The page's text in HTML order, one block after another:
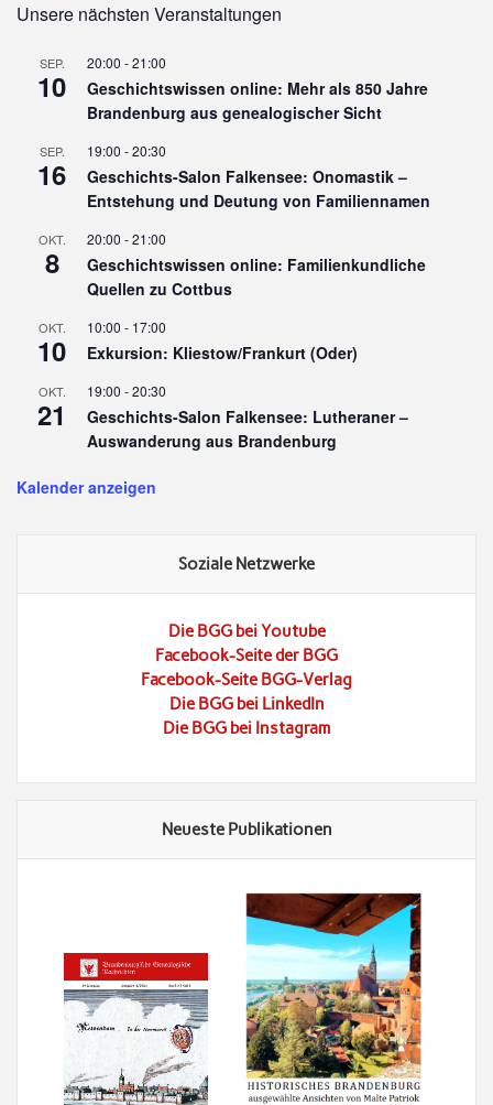
Unsere nächsten Veranstaltungen
SEP.
10
20:00 -21:00
Geschichtswissen online: Mehr als 850 Jahre
Brandenburg aus genealogischer Sicht
SEP.
16
19:00 -20:30
Geschichts-Salon Falkensee: Onomastik –
Entstehung und Deutung von Familiennamen
OKT.
8
20:00 -21:00
Geschichtswissen online: Familienkundliche
Quellen zu Cottbus
OKT.
10
10:00 - 17:00
Exkursion: Kliestow/Frankurt (Oder)
OKT.
21
19:00 -20:30
Geschichts-Salon Falkensee: Lutheraner –
Auswanderung aus Brandenburg
Kalender anzeigen
Soziale Netzwerke
Die BGG bei Youtube
Facebook-Seite der BGG
Facebook-Seite BGG-Verlag
Die BGG bei LinkedIn
Die BGG bei Instagram
Neueste Publikationen